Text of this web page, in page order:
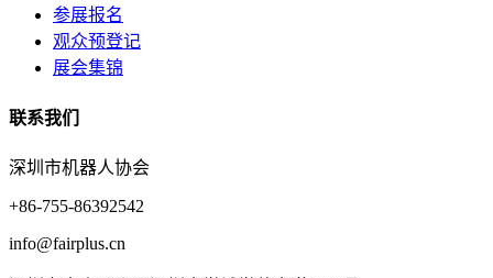
参展报名
观众预登记
展会集锦
联系我们
深圳市机器人协会
+86-755-86392542
info@fairplus.cn